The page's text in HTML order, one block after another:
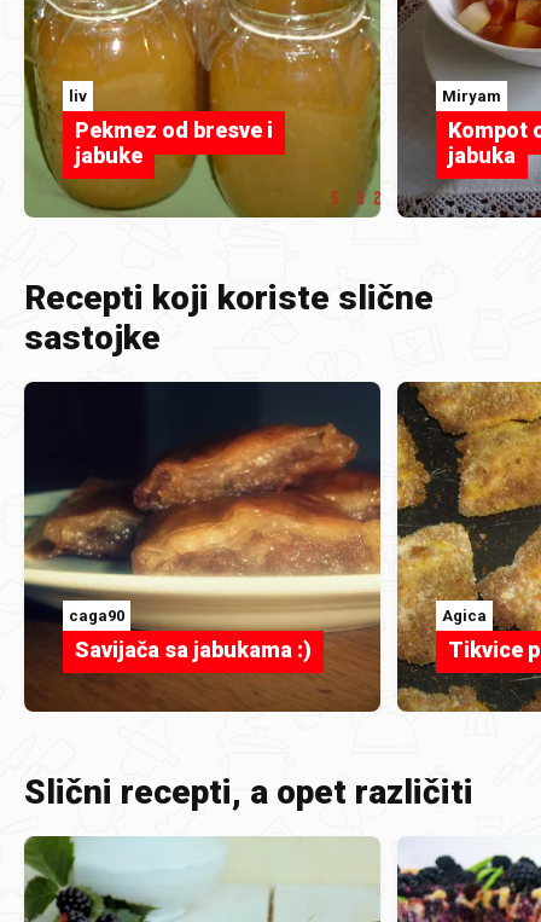
liv
Pekmez od bresve i
jabuke
Miryam
Kompot
jabuka
Recepti koji koriste slične
sastojke
caga90
Savijača sa jabukama :)
Agica
Tikvice
Slični recepti, a opet različiti